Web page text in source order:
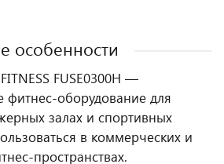
особенности
FUSE0300H —
для
залах и спортивных
в коммерческих и